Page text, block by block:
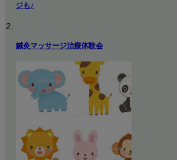
ジも♪
鍼灸マッサージ治療体験会